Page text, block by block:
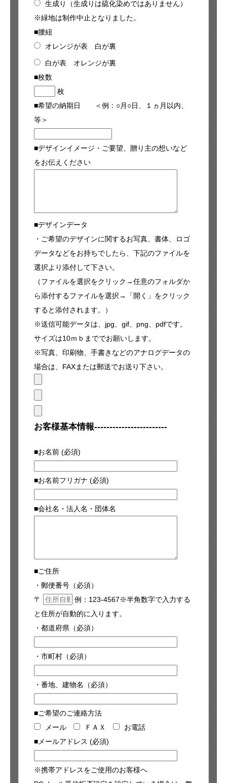
生成り（生成りは硫化染めではありません）
※緑地は制作中止となりました。
■腰紐
オレンジが表 白が裏
白が表 オレンジが裏
■枚数
枚
■希望の納期日 ＜例：○月○日、１ヵ月以内、
等＞
■デザインイメージ・ご要望、贈り主の想いなど
をお伝えください
■デザインデータ
・ご希望のデザインに関するお写真、書体、ロゴ
データなどをお持ちでしたら、下記のファイルを
選択より添付して下さい。
（ファイルを選択をクリック→任意のフォルダか
ら添付するファイルを選択→「開く」をクリック
すると添付されます。）
※送信可能データは、jpg、gif、png、pdfです。
サイズは10ｍｂまででお願いします。
※写真、印刷物、手書きなどのアナログデータの
場合は、FAXまたは郵送でお送り下さい。
お客様基本情報------------------------
■お名前 (必須)
■お名前フリガナ (必須)
■会社名・法人名・団体名
■ご住所
・郵便番号（必須）
〒
例：123-4567※半角数字で入力する
と住所が自動的に入ります。
・都道府県（必須）
・市町村（必須）
・番地、建物名（必須）
■ご希望のご連絡方法
メール
ＦＡＸ
お電話
■メールアドレス (必須)
※携帯アドレスをご使用のお客様へ